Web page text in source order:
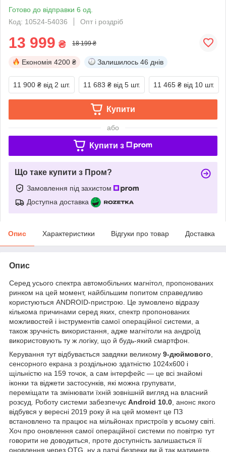
Готово до відправки 6 од.
Код: 10524-54036
Опт і роздріб
13 999 ₴ 18 199 ₴
Економія 4200 ₴ Залишилось 46 днів
11 900 ₴ від 2 шт. 11 683 ₴ від 5 шт. 11 465 ₴ від 10 шт.
Купити
або
Купити з
Що таке купити з Пром?
Замовлення під захистом
Доступна доставка
Опис Характеристики Відгуки про товар Доставка
Опис
Серед усього спектра автомобільних магнітол, пропонованих
ринком на цей момент, найбільшим попитом справедливо
користуються ANDROID-пристрою. Це зумовлено відразу
кількома причинами серед яких, спектр пропонованих
можливостей і інструментів самої операційної системи, а
також зручність використання, адже магнітоли на андроїд
використовують ту ж логіку, що й будь-який смартфон.
Керування тут відбувається завдяки великому 9-дюймового
сенсорного екрана з роздільною здатністю 1024х600 і
щільністю на 159 точок, а сам інтерфейс — це всі знайомі
іконки та віджети застосунків, які можна групувати,
переміщати та змінювати їхній зовнішній вигляд на власний
розсуд. Роботу системи забезпечує Android 10.0 , анонс якого
відбувся у вересні 2019 року й на цей момент це ПЗ
встановлено та працює на мільйонах пристроїв у всьому світі.
Хоч про оновлення самої операційної системи по повітрю тут
говорити не доводиться, проте доступність залишається її
оновлення через OTG, ну а патчі безпеки ви й так матимете,